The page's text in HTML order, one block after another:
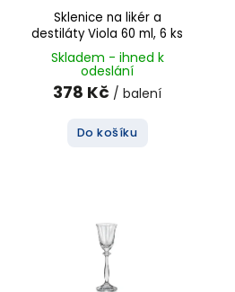
Sklenice na likér a
destiláty Viola 60 ml, 6 ks
Skladem - ihned k
odeslání
378 Kč / balení
Do košíku